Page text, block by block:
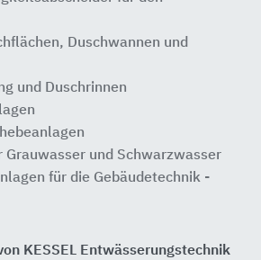
Duschwannen und
und Duschrinnen
Grauwasser und Schwarzwasser
für die Gebäudetechnik -
KESSEL Entwässerungstechnik